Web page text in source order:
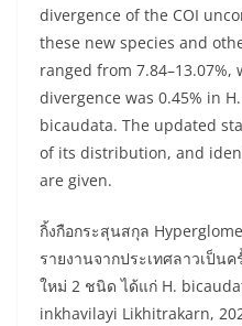
divergence of the COI
these new species and
ranged from
divergence was 0.45% in
bicaudata. The updated
of its distribution, and
are given.
กิ้งกือกระสุนสกุล
รายงานจากประเทศลาวเป็น
ใหม่ 2 ชนิด ได้แก่ H.
inkhavilayi Likhitrakarn,